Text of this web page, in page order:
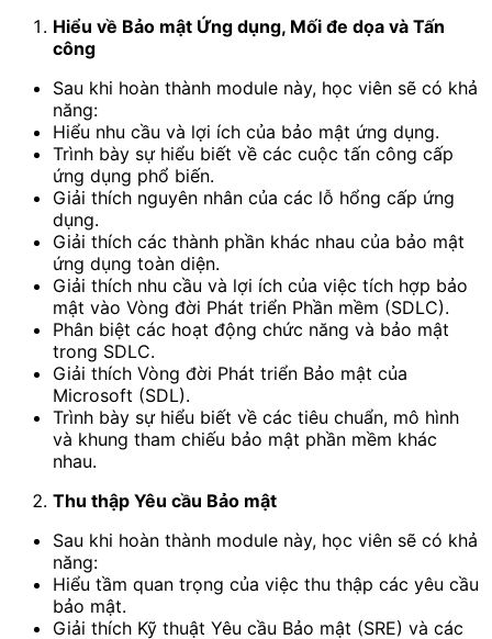
Hiểu về Bảo mật Ứng dụng, Mối đe dọa và Tấn
công
Sau khi hoàn thành module này, học viên sẽ có khả
năng:
Hiểu nhu cầu và lợi ích của bảo mật ứng dụng.
Trình bày sự hiểu biết về các cuộc tấn công cấp
ứng dụng phổ biến.
Giải thích nguyên nhân của các lỗ hổng cấp ứng
dụng.
Giải thích các thành phần khác nhau của bảo mật
ứng dụng toàn diện.
Giải thích nhu cầu và lợi ích của việc tích hợp bảo
mật vào Vòng đời Phát triển Phần mềm (SDLC).
Phân biệt các hoạt động chức năng và bảo mật
trong SDLC.
Giải thích Vòng đời Phát triển Bảo mật của
Microsoft (SDL).
Trình bày sự hiểu biết về các tiêu chuẩn, mô hình
và khung tham chiếu bảo mật phần mềm khác
nhau.
Thu thập Yêu cầu Bảo mật
Sau khi hoàn thành module này, học viên sẽ có khả
năng:
Hiểu tầm quan trọng của việc thu thập các yêu cầu
bảo mật.
Giải thích Kỹ thuật Yêu cầu Bảo mật (SRE) và các